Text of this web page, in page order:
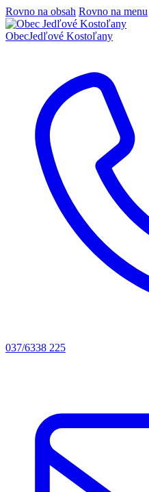
Rovno na obsah Rovno na menu
ObecJedľové Kostoľany
037/6338 225